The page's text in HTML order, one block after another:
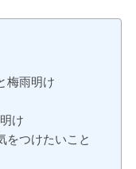
梅雨明け
け
をつけたいこと